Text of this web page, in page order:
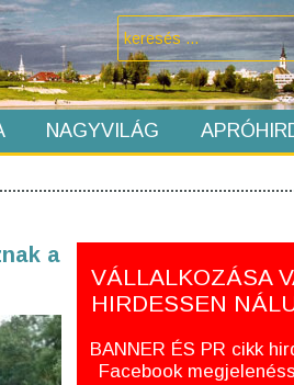
NAGYVILÁG
a
VÁLLALKOZÁSA
HIRDESSEN
BANNER ÉS PR cikk
Facebook